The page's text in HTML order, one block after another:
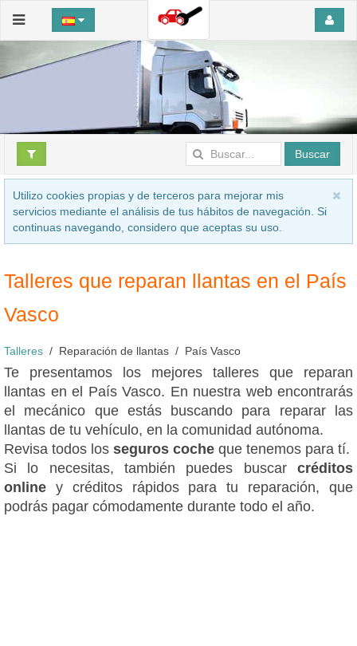
Buscar
Utilizo cookies propias y de terceros para mejorar mis
servicios mediante el análisis de tus hábitos de navegación. Si
continuas navegando, considero que aceptas su uso.
Talleres que reparan llantas en el País
Vasco
Talleres Reparación de llantas País Vasco
Te presentamos los mejores talleres que reparan
llantas en el País Vasco. En nuestra web encontrarás
el mecánico que estás buscando para reparar las
llantas de tu vehículo, en la comunidad autónoma.
Revisa todos los seguros coche que tenemos para tí.
Si lo necesitas, también puedes buscar créditos
online y créditos rápidos para tu reparación, que
podrás pagar cómodamente durante todo el año.